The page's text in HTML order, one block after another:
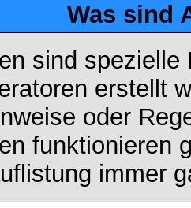
Was sind
sind
erstellt
oder
funktionieren
immer